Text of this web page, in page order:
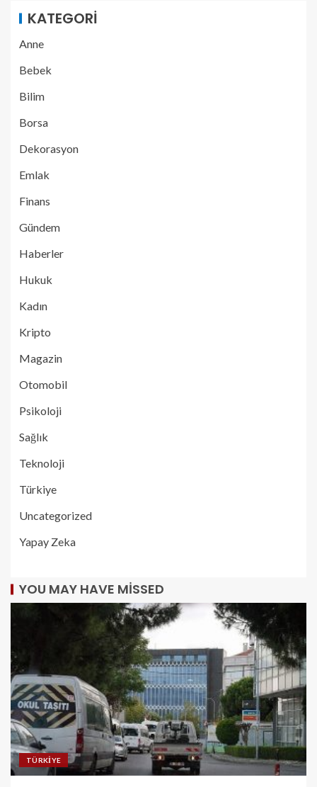
KATEGORI
Anne
Bebek
Bilim
Borsa
Dekorasyon
Emlak
Finans
Gündem
Haberler
Hukuk
Kadın
Kripto
Magazin
Otomobil
Psikoloji
Sağlık
Teknoloji
Türkiye
Uncategorized
Yapay Zeka
YOU MAY HAVE MISSED
TÜRKIYE